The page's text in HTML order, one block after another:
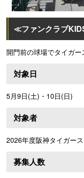
≪ファンクラブ
開門前の球場でタイガー
対象日
5月9日(土)・10日(日)
対象者
2026年度阪神タイガー
募集人数